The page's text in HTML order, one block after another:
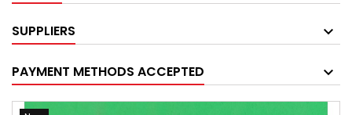
SUPPLIERS
PAYMENT METHODS ACCEPTED